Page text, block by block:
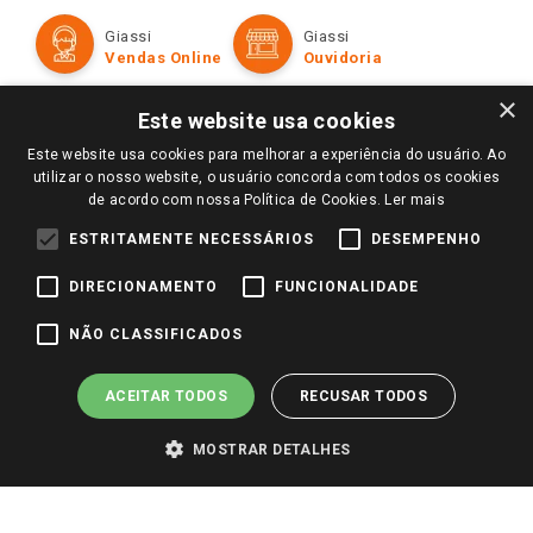
Televendas
Amigo Giassi
Trabalhe Conosco
Identidade Visual
Formas de Pagamento
Políticas de entrega
Trocas e Devoluções
Giassi
Vendas Online
Giassi
Ouvidoria
Redes Sociais
Pagamento e Segurança
×
Este website usa cookies
Este website usa cookies para melhorar a experiência do usuário. Ao
utilizar o nosso website, o usuário concorda com todos os cookies
de acordo com nossa Política de Cookies. Ler mais
ESTRITAMENTE NECESSÁRIOS DESEMPENHO
DIRECIONAMENTO FUNCIONALIDADE
NÃO CLASSIFICADOS
ACEITAR TODOS RECUSAR TODOS
MOSTRAR DETALHES